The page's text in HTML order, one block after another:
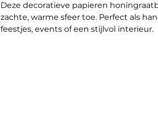
Deze decoratieve papieren
zachte, warme sfeer toe. Perfect als
feestjes, events of een stijlvol interieur.